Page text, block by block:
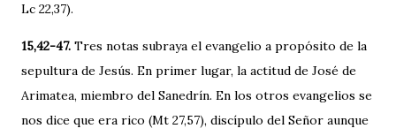
Lc 22,37).
15,42-47. Tres notas subraya el evangelio a propósito de la
sepultura de Jesús. En primer lugar, la actitud de José de
Arimatea, miembro del Sanedrín. En los otros evangelios se
nos dice que era rico (Mt 27,57), discípulo del Señor aunque